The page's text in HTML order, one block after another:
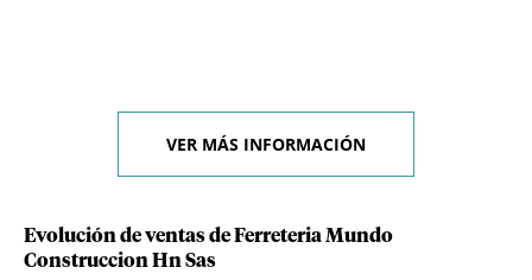
VER MÁS INFORMACIÓN
Evolución de ventas de Ferreteria Mundo
Construccion Hn Sas